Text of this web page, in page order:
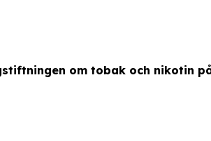
om tobak och nikotin